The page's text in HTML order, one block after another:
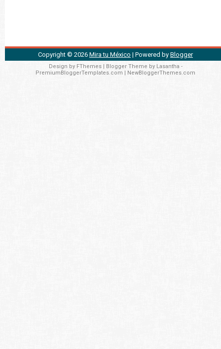
Copyright © 2026 Mira tu México | Powered by Blogger
Design by FThemes| Blogger Theme by Lasantha -
PremiumBloggerTemplates.com
NewBloggerThemes.com